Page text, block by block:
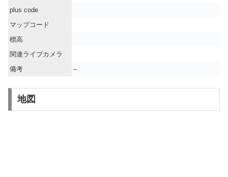
plus code
マップコード
標高
関連ライブカメラ
備考
–
地図